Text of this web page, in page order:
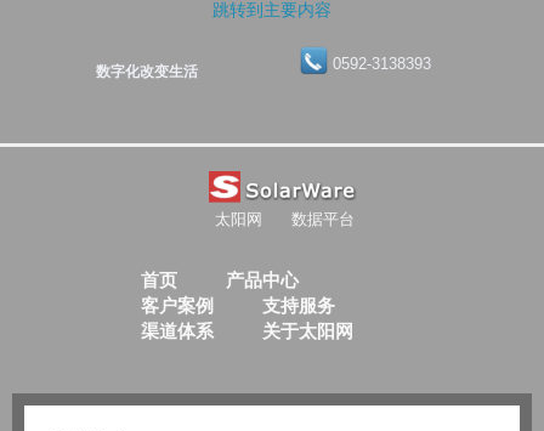
跳转到主要内容
数字化改变生活 0592-3138393
太阳网 数据平台
首页
产品中心
客户案例
支持服务
渠道体系
关于太阳网